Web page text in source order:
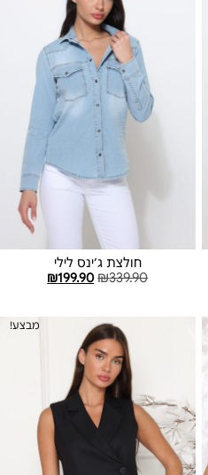
חולצת ג׳ינס לילי
₪339.90
₪199.90
מבצע!